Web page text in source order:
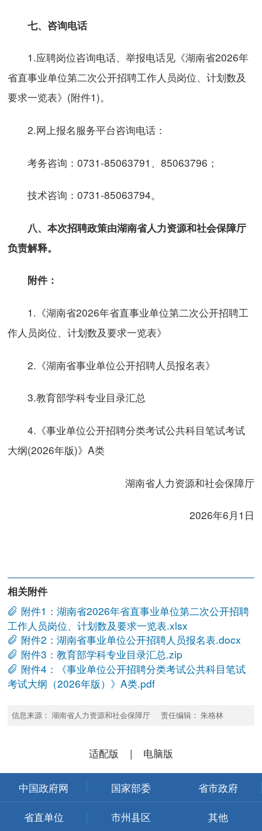
七、咨询电话
1.应聘岗位咨询电话、举报电话见《湖南省2026年
省直事业单位第二次公开招聘工作人员岗位、计划数及
要求一览表》(附件1)。
2.网上报名服务平台咨询电话：
考务咨询：0731-85063791、85063796；
技术咨询：0731-85063794。
八、本次招聘政策由湖南省人力资源和社会保障厅
负责解释。
附件：
1.《湖南省2026年省直事业单位第二次公开招聘工
作人员岗位、计划数及要求一览表》
2.《湖南省事业单位公开招聘人员报名表》
3.教育部学科专业目录汇总
4.《事业单位公开招聘分类考试公共科目笔试考试
大纲(2026年版)》A类
湖南省人力资源和社会保障厅
2026年6月1日
相关附件
附件1：湖南省2026年省直事业单位第二次公开招聘
工作人员岗位、计划数及要求一览表.xlsx
附件2：湖南省事业单位公开招聘人员报名表.docx
附件3：教育部学科专业目录汇总.zip
附件4：《事业单位公开招聘分类考试公共科目笔试
考试大纲（2026年版）》A类.pdf
信息来源： 湖南省人力资源和社会保障厅 责任编辑： 朱格林
适配版 | 电脑版
中国政府网 国家部委 省市政府
省直单位 市州县区 其他